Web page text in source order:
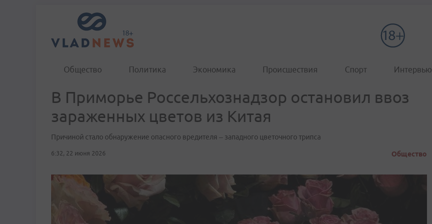
Общество Политика Экономика Происшествия Спорт Интервью
В Приморье Россельхознадзор остановил ввоз
зараженных цветов из Китая
Причиной стало обнаружение опасного вредителя – западного цветочного трипса
6:32, 22 июня 2026 Общество